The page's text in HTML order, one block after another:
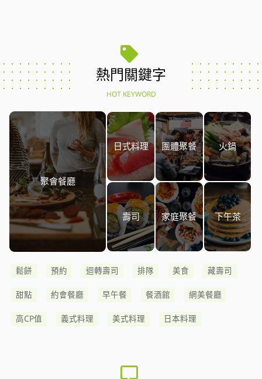
熱門關鍵字
HOT KEYWORD
聚會餐廳
日式料理 團體聚餐 火鍋
壽司 家庭聚餐 下午茶
鬆餅 預約 迴轉壽司 排隊 美食 藏壽司
甜點 約會餐廳 早午餐 餐酒館 網美餐廳
高CP值 義式料理 美式料理 日本料理